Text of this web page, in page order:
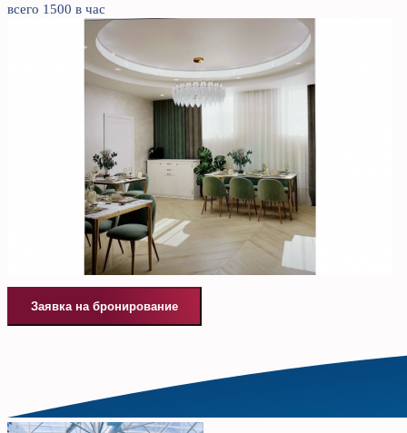
всего 1500 в час
Заявка на бронирование